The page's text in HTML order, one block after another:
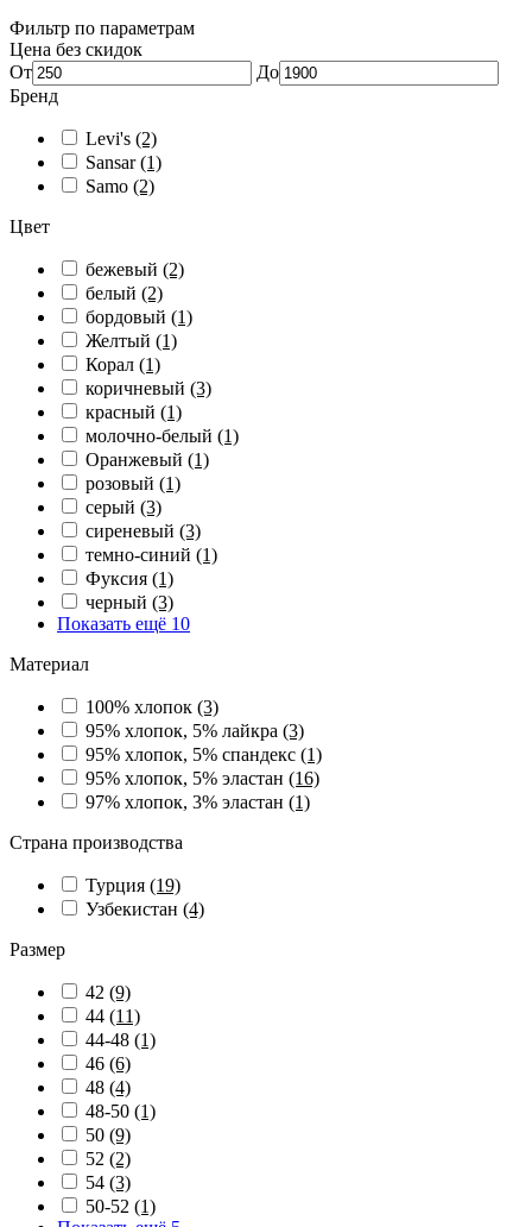
Фильтр по параметрам
Цена без скидок
От
До
Бренд
Levi's (2)
Sansar(1)
Samo (2)
Цвет
бежевый (2)
белый (2)
бордовый (1)
Желтый (1)
Корал (1)
коричневый (3)
красный (1)
молочно-белый (1)
Оранжевый (1)
розовый (1)
серый (3)
сиреневый (3)
темно-синий (1)
Фуксия (1)
черный (3)
Показать ещё 10
Материал
100% хлопок (3)
95% хлопок, 5% лайкра (3)
95% хлопок, 5% спандекс (1)
95% хлопок, 5% эластан (16)
97% хлопок, 3% эластан (1)
Страна производства
Турция (19)
Узбекистан (4)
Размер
42 (9)
44 (11)
44-48 (1)
46 (6)
48 (4)
48-50 (1)
50 (9)
52 (2)
54 (3)
50-52 (1)